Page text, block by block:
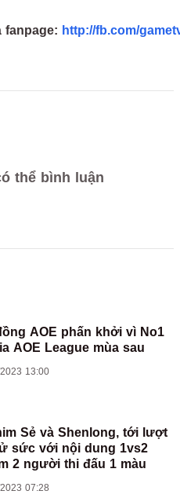
fanpage: http://fb.com/
thể bình luận
AOE phấn khởi vì No1
AOE League mùa sau
13:00
Sẻ và Shenlong, tới lượt
sức với nội dung 1vs2
2 người thi đấu 1 màu
07:28